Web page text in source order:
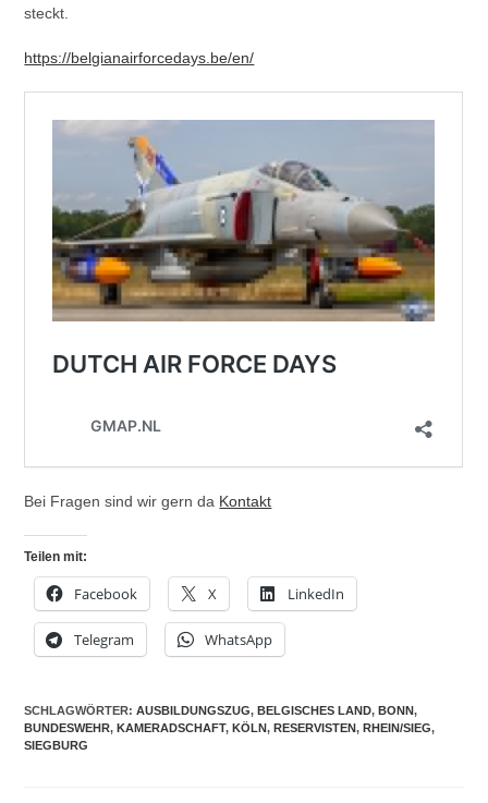
steckt.
https://belgianairforcedays.be/en/
Bei Fragen sind wir gern da Kontakt
Teilen mit:
Facebook X LinkedIn
Telegram WhatsApp
SCHLAGWÖRTER:AUSBILDUNGSZUG, BELGISCHES LAND, BONN,
BUNDESWEHR, KAMERADSCHAFT, KÖLN, RESERVISTEN, RHEIN/SIEG,
SIEGBURG